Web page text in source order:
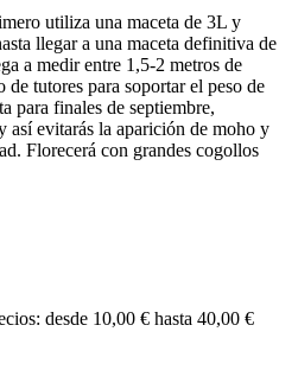
utiliza una maceta de 3L y
llegar a una maceta definitiva de
a medir entre 1,5-2 metros de
de tutores para soportar el peso de
para finales de septiembre,
así evitarás la aparición de moho y
Florecerá con grandes cogollos
desde 10,00 € hasta 40,00 €